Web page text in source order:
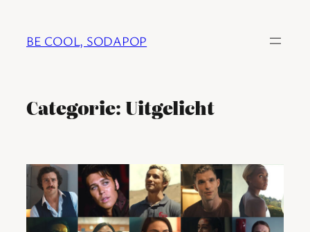
BE COOL, SODAPOP
Categorie:Uitgelicht